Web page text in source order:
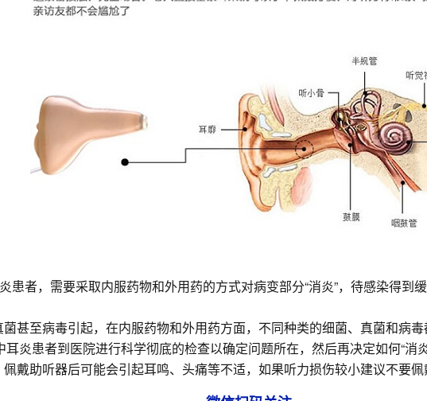
患者，需要采取内服药物和外用药的方式对病变部分“消炎”，待感染得
甚至病毒引起，在内服药物和外用药方面，不同种类的细菌、真菌和病
炎患者到医院进行科学彻底的检查以确定问题所在，然后再决定如何“消炎
戴助听器后可能会引起耳鸣、头痛等不适，如果听力损伤较小建议不要佩